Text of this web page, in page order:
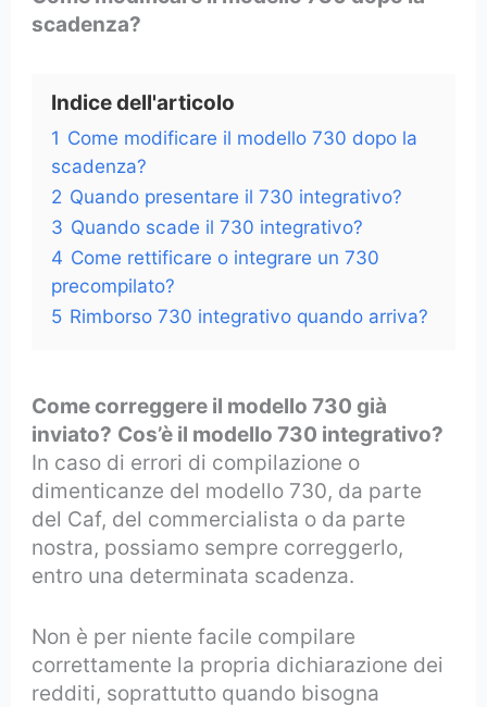
scadenza?
Indice dell'articolo
1 Come modificare il modello 730 dopo la
scadenza?
2 Quando presentare il 730 integrativo?
3 Quando scade il 730 integrativo?
4 Come rettificare o integrare un 730
precompilato?
5 Rimborso 730 integrativo quando arriva?
Come correggere il modello 730 già
inviato? Cos’è il modello 730 integrativo?
In caso di errori di compilazione o
dimenticanze del modello 730, da parte
del Caf, del commercialista o da parte
nostra, possiamo sempre correggerlo,
entro una determinata scadenza.
Non è per niente facile compilare
correttamente la propria dichiarazione dei
redditi, soprattutto quando bisogna